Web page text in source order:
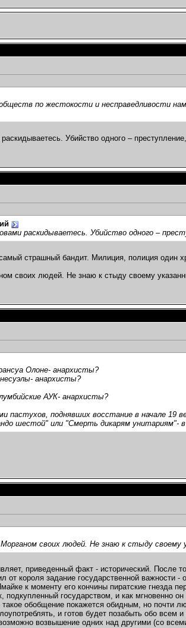
по жестокости и несправедливости
Убийство одного –
раскидываетесь. Убийство одного –
страшный бандит. Милиция, полиция один
своих людей. Не знаю к стыду своему
Олоне- анархисты?
анархисты?
АУК- анархисты?
поднявших восстание в начале 19
шестой" или "Смерть дикарям унитариям"-
своих людей. Не знаю к стыду своему
приведенный факт - исторический. После
от короля задание государственной важности
к моменту его кончины пиратские гнезда
подкупленный государством, и как мгновенно
обобщение покажется обидным, но почти
и готов будет позабыть обо
возвышение одних над другими (со